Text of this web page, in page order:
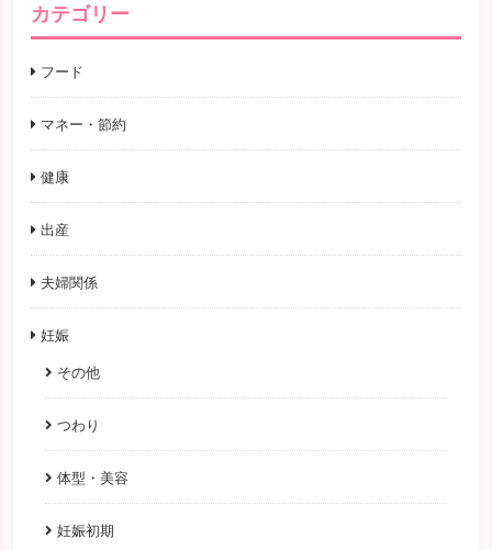
カテゴリー
フード
マネー・節約
健康
出産
夫婦関係
妊娠
その他
つわり
体型・美容
妊娠初期